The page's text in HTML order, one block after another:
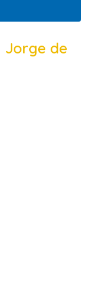
Jorge de